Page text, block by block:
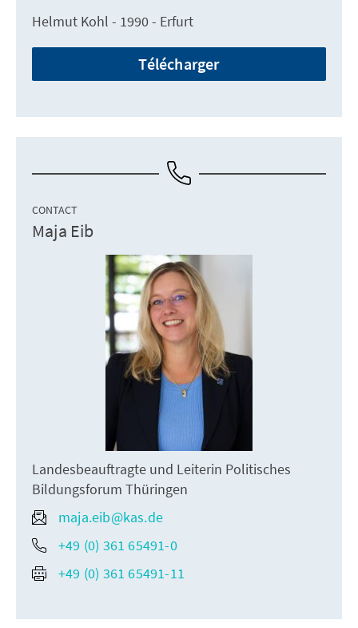
Helmut Kohl - 1990 - Erfurt
Télécharger
CONTACT
Maja Eib
Landesbeauftragte und Leiterin Politisches
Bildungsforum Thüringen
maja.eib@kas.de
+49 (0) 361 65491-0
+49 (0) 361 65491-11